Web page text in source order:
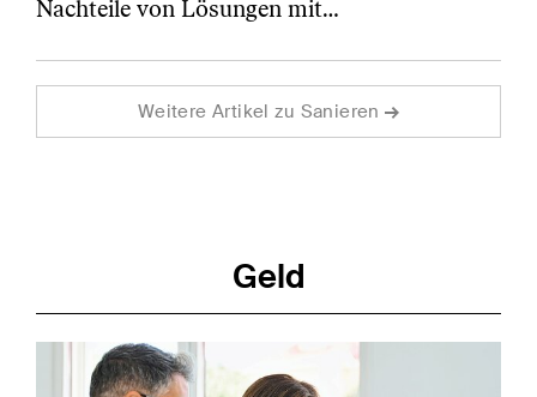
Nachteile von Lösungen mit…
Weitere Artikel zu Sanieren
Geld